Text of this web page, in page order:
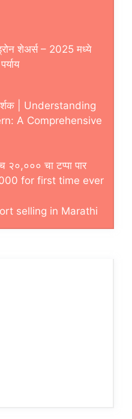
ड्रोन शेअर्स – 2025 मध्ये
| Understanding
A Comprehensive
२०,००० चा टप्पा पार
for first time ever
selling in Marathi